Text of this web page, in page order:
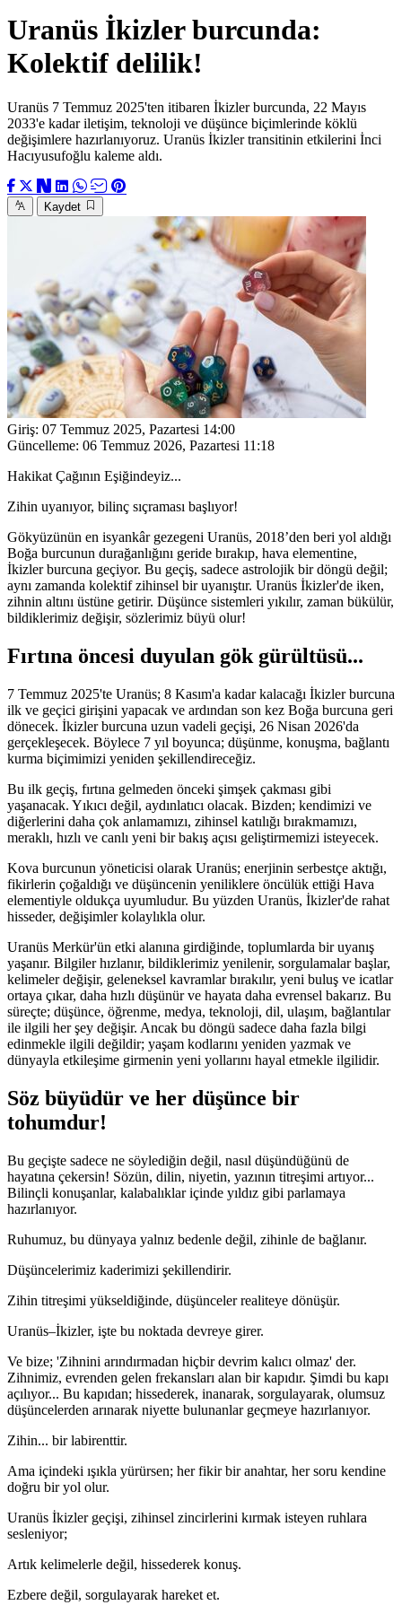
Uranüs İkizler burcunda:
Kolektif delilik!
Uranüs 7 Temmuz 2025'ten itibaren İkizler burcunda, 22 Mayıs
2033'e kadar iletişim, teknoloji ve düşünce biçimlerinde köklü
değişimlere hazırlanıyoruz. Uranüs İkizler transitinin etkilerini İnci
Hacıyusufoğlu kaleme aldı.
Kaydet
Giriş: 07 Temmuz 2025, Pazartesi 14:00
Güncelleme: 06 Temmuz 2026, Pazartesi 11:18
Hakikat Çağının Eşiğindeyiz...
Zihin uyanıyor, bilinç sıçraması başlıyor!
Gökyüzünün en isyankâr gezegeni Uranüs, 2018’den beri yol aldığı
Boğa burcunun durağanlığını geride bırakıp, hava elementine,
İkizler burcuna geçiyor. Bu geçiş, sadece astrolojik bir döngü değil;
aynı zamanda kolektif zihinsel bir uyanıştır. Uranüs İkizler'de iken,
zihnin altını üstüne getirir. Düşünce sistemleri yıkılır, zaman bükülür,
bildiklerimiz değişir, sözlerimiz büyü olur!
Fırtına öncesi duyulan gök gürültüsü...
7 Temmuz 2025'te Uranüs; 8 Kasım'a kadar kalacağı İkizler burcuna
ilk ve geçici girişini yapacak ve ardından son kez Boğa burcuna geri
dönecek. İkizler burcuna uzun vadeli geçişi, 26 Nisan 2026'da
gerçekleşecek. Böylece 7 yıl boyunca; düşünme, konuşma, bağlantı
kurma biçimimizi yeniden şekillendireceğiz.
Bu ilk geçiş, fırtına gelmeden önceki şimşek çakması gibi
yaşanacak. Yıkıcı değil, aydınlatıcı olacak. Bizden; kendimizi ve
diğerlerini daha çok anlamamızı, zihinsel katılığı bırakmamızı,
meraklı, hızlı ve canlı yeni bir bakış açısı geliştirmemizi isteyecek.
Kova burcunun yöneticisi olarak Uranüs; enerjinin serbestçe aktığı,
fikirlerin çoğaldığı ve düşüncenin yeniliklere öncülük ettiği Hava
elementiyle oldukça uyumludur. Bu yüzden Uranüs, İkizler'de rahat
hisseder, değişimler kolaylıkla olur.
Uranüs Merkür'ün etki alanına girdiğinde, toplumlarda bir uyanış
yaşanır. Bilgiler hızlanır, bildiklerimiz yenilenir, sorgulamalar başlar,
kelimeler değişir, geleneksel kavramlar bırakılır, yeni buluş ve icatlar
ortaya çıkar, daha hızlı düşünür ve hayata daha evrensel bakarız. Bu
süreçte; düşünce, öğrenme, medya, teknoloji, dil, ulaşım, bağlantılar
ile ilgili her şey değişir. Ancak bu döngü sadece daha fazla bilgi
edinmekle ilgili değildir; yaşam kodlarını yeniden yazmak ve
dünyayla etkileşime girmenin yeni yollarını hayal etmekle ilgilidir.
Söz büyüdür ve her düşünce bir
tohumdur!
Bu geçişte sadece ne söylediğin değil, nasıl düşündüğünü de
hayatına çekersin! Sözün, dilin, niyetin, yazının titreşimi artıyor...
Bilinçli konuşanlar, kalabalıklar içinde yıldız gibi parlamaya
hazırlanıyor.
Ruhumuz, bu dünyaya yalnız bedenle değil, zihinle de bağlanır.
Düşüncelerimiz kaderimizi şekillendirir.
Zihin titreşimi yükseldiğinde, düşünceler realiteye dönüşür.
Uranüs–İkizler, işte bu noktada devreye girer.
Ve bize; 'Zihnini arındırmadan hiçbir devrim kalıcı olmaz' der.
Zihnimiz, evrenden gelen frekansları alan bir kapıdır. Şimdi bu kapı
açılıyor... Bu kapıdan; hissederek, inanarak, sorgulayarak, olumsuz
düşüncelerden arınarak niyette bulunanlar geçmeye hazırlanıyor.
Zihin... bir labirenttir.
Ama içindeki ışıkla yürürsen; her fikir bir anahtar, her soru kendine
doğru bir yol olur.
Uranüs İkizler geçişi, zihinsel zincirlerini kırmak isteyen ruhlara
sesleniyor;
Artık kelimelerle değil, hissederek konuş.
Ezbere değil, sorgulayarak hareket et.